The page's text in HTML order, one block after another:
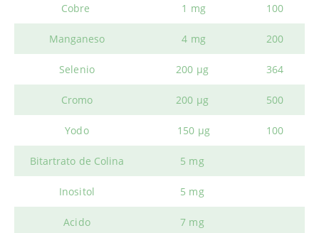
Cobre 1 mg 100
Manganeso 4 mg 200
Selenio 200 µg 364
Cromo 200 µg 500
Yodo 150 µg 100
Bitartrato de Colina 5 mg
Inositol 5 mg
Acido
7 mg